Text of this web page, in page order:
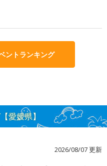
ントランキング
愛媛県】
2026/08/07 更新